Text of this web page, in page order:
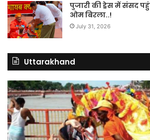
पुजारी की ड्रेस में संसद
ओम बिरला..!
July 31, 2026
Uttarakhand